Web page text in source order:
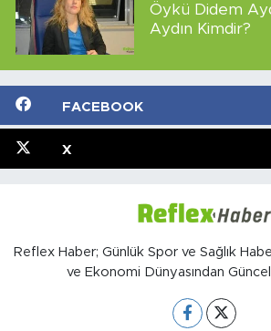
Öykü Didem
Aydın Kimdir?
FACEBOOK
X
Reflex Haber; Günlük Spor ve Sağlık
ve Ekonomi Dünyasından